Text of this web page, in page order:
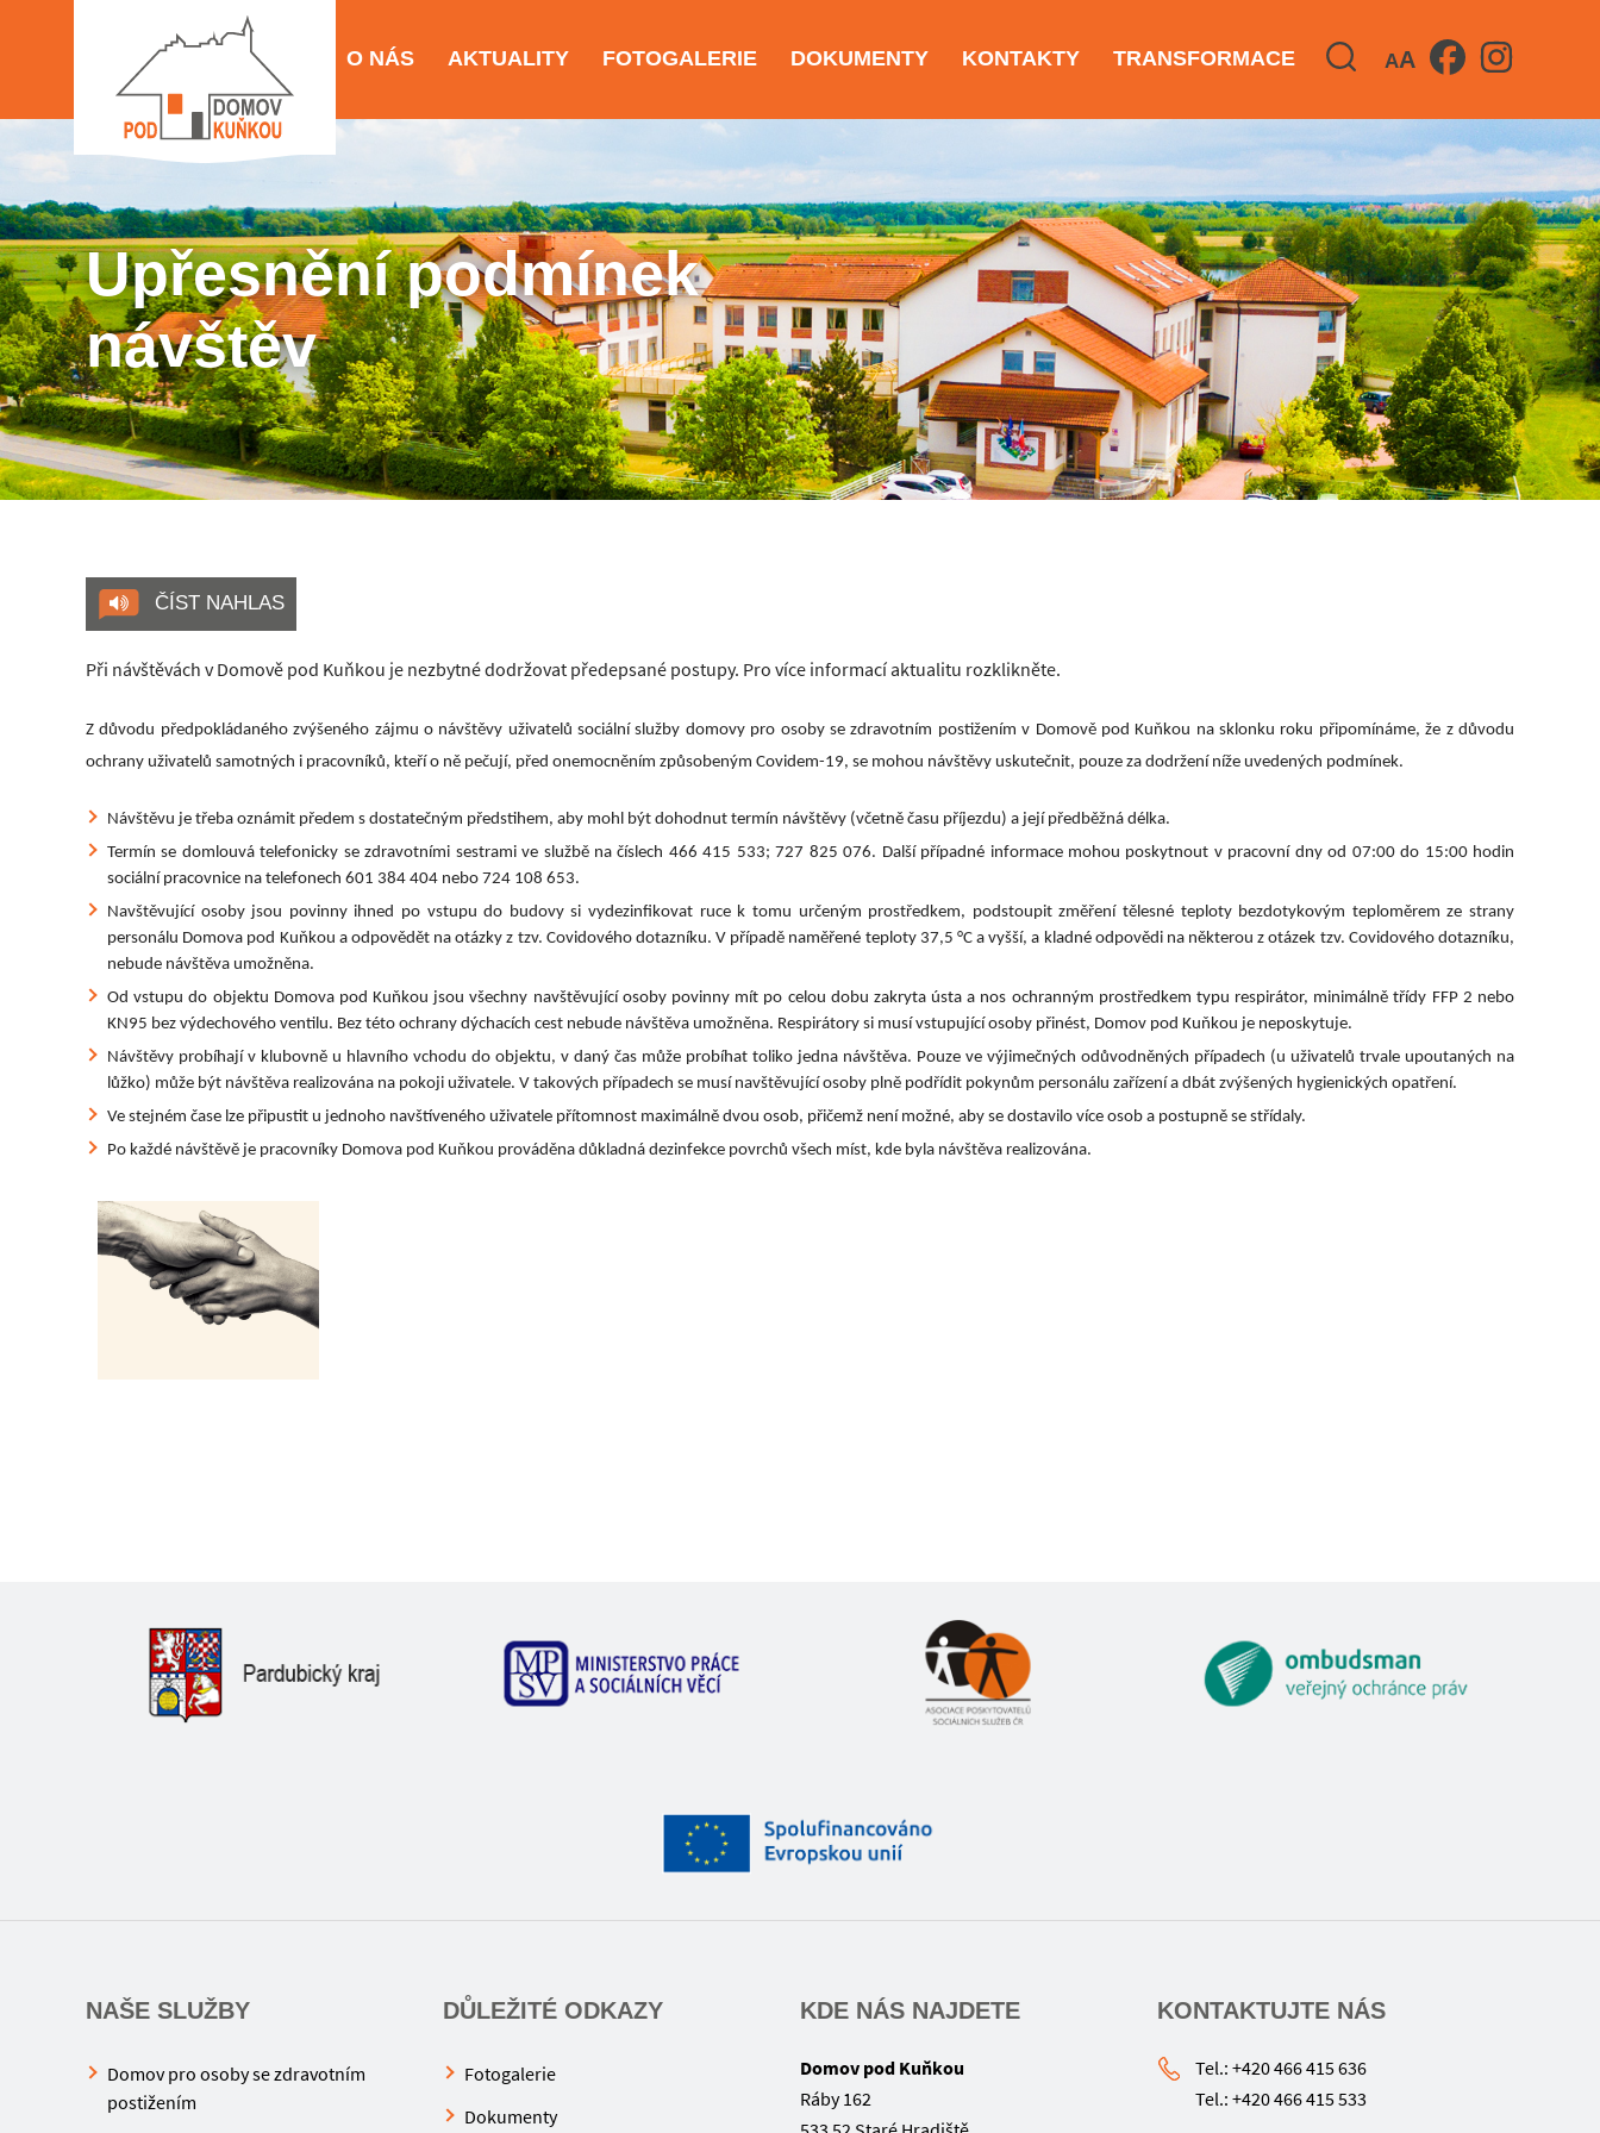
O NÁS AKTUALITY FOTOGALERIE DOKUMENTY KONTAKTY TRANSFORMACE AA
Upřesnění podmínek
návštěv
ČÍST NAHLAS
Při návštěvách v Domově pod Kuňkou je nezbytné dodržovat předepsané postupy. Pro více informací aktualitu rozklikněte.
Z důvodu předpokládaného zvýšeného zájmu o návštěvy uživatelů sociální služby domovy pro osoby se zdravotním postižením v Domově pod Kuňkou na sklonku roku připomínáme, že z důvodu
ochrany uživatelů samotných i pracovníků, kteří o ně pečují, před onemocněním způsobeným Covidem-19, se mohou návštěvy uskutečnit, pouze za dodržení níže uvedených podmínek.
Návštěvu je třeba oznámit předem s dostatečným předstihem, aby mohl být dohodnut termín návštěvy (včetně času příjezdu) a její předběžná délka.
Termín se domlouvá telefonicky se zdravotními sestrami ve službě na číslech 466 415 533; 727 825 076. Další případné informace mohou poskytnout v pracovní dny od 07:00 do 15:00 hodin
sociální pracovnice na telefonech 601 384 404 nebo 724 108 653.
Navštěvující osoby jsou povinny ihned po vstupu do budovy si vydezinfikovat ruce k tomu určeným prostředkem, podstoupit změření tělesné teploty bezdotykovým teploměrem ze strany
personálu Domova pod Kuňkou a odpovědět na otázky z tzv. Covidového dotazníku. V případě naměřené teploty 37,5 °C a vyšší, a kladné odpovědi na některou z otázek tzv. Covidového dotazníku,
nebude návštěva umožněna.
Od vstupu do objektu Domova pod Kuňkou jsou všechny navštěvující osoby povinny mít po celou dobu zakryta ústa a nos ochranným prostředkem typu respirátor, minimálně třídy FFP 2 nebo
KN95 bez výdechového ventilu. Bez této ochrany dýchacích cest nebude návštěva umožněna. Respirátory si musí vstupující osoby přinést, Domov pod Kuňkou je neposkytuje.
Návštěvy probíhají v klubovně u hlavního vchodu do objektu, v daný čas může probíhat toliko jedna návštěva. Pouze ve výjimečných odůvodněných případech (u uživatelů trvale upoutaných na
lůžko) může být návštěva realizována na pokoji uživatele. V takových případech se musí navštěvující osoby plně podřídit pokynům personálu zařízení a dbát zvýšených hygienických opatření.
Ve stejném čase lze připustit u jednoho navštíveného uživatele přítomnost maximálně dvou osob, přičemž není možné, aby se dostavilo více osob a postupně se střídaly.
Po každé návštěvě je pracovníky Domova pod Kuňkou prováděna důkladná dezinfekce povrchů všech míst, kde byla návštěva realizována.
NAŠE SLUŽBY
Domov pro osoby se zdravotním
postižením
DŮLEŽITÉ ODKAZY
Fotogalerie
Dokumenty
KDE NÁS NAJDETE
Domov pod Kuňkou
Ráby 162
KONTAKTUJTE NÁS
Tel.: +420 466 415 636
Tel.: +420 466 415 533